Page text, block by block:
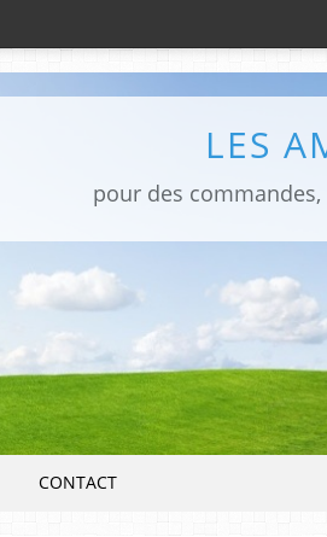
LES
pour des commandes,
CONTACT